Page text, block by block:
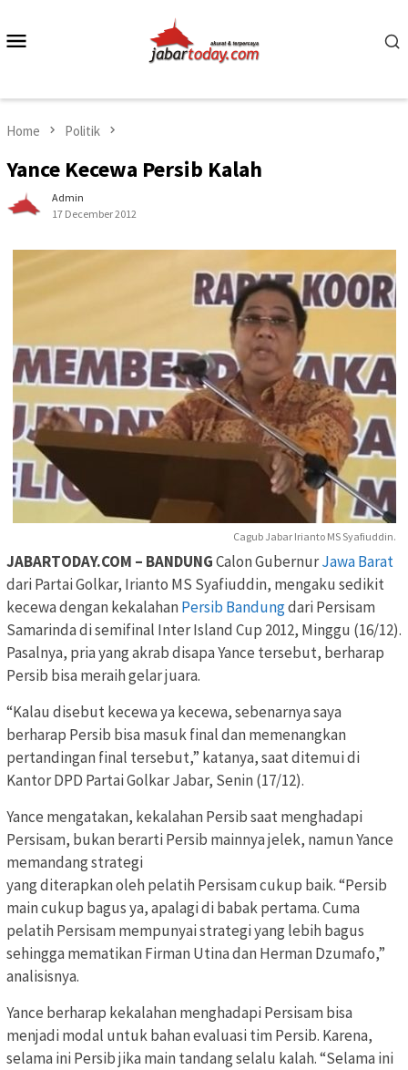
content
Home Politik
Yance Kecewa Persib Kalah
Admin
17 December 2012
Cagub Jabar Irianto MS Syafiuddin.
JABARTODAY.COM – BANDUNGCalon GubernurJawa Barat
dari Partai Golkar, Irianto MS Syafiuddin, mengaku sedikit
kecewa dengan kekalahanPersib Bandungdari Persisam
Samarinda di semifinal Inter Island Cup 2012, Minggu (16/12).
Pasalnya, pria yang akrab disapa Yance tersebut, berharap
Persib bisa meraih gelar juara.
“Kalau disebut kecewa ya kecewa, sebenarnya saya
berharap Persib bisa masuk final dan memenangkan
pertandingan final tersebut,” katanya, saat ditemui di
Kantor DPD Partai Golkar Jabar, Senin (17/12).
Yance mengatakan, kekalahan Persib saat menghadapi
Persisam, bukan berarti Persib mainnya jelek, namun Yance
memandang strategi
yang diterapkan oleh pelatih Persisam cukup baik. “Persib
main cukup bagus ya, apalagi di babak pertama. Cuma
pelatih Persisam mempunyai strategi yang lebih bagus
sehingga mematikan Firman Utina dan Herman Dzumafo,”
analisisnya.
Yance berharap kekalahan menghadapi Persisam bisa
menjadi modal untuk bahan evaluasi tim Persib. Karena,
selama ini Persib jika main tandang selalu kalah. “Selama ini